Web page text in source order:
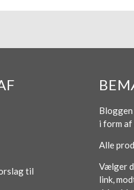
til
i form
Alle
Vælger
link,